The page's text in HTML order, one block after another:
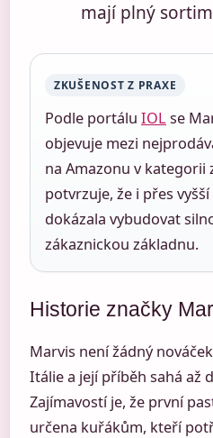
mají plný
ZKUŠENOST Z PRAXE
Podle portálu IOLse
objevuje mezi
na Amazonu v kategorii
potvrzuje, že i přes
dokázala vybudovat
zákaznickou základnu.
Historie značky
Marvis není žádný
Itálie a její příběh sahá až
Zajímavostí je, že první
určena kuřákům, kteří